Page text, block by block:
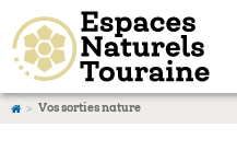
Vos sorties nature